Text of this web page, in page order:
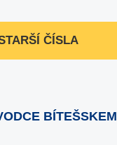
ČÍSLA
BÍTEŠSKEM